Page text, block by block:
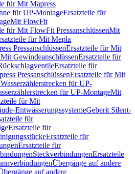
für Mit Mapress
für UP-MontageErsatzteile für
Mit FlowFit
für Mit FlowFit PressanschlüssenMit
für Mit Mepla
PressanschlüssenErsatzteile für Mit
Mit GewindeanschlüssenErsatzteile für
Ersatzteile für
PressanschlüssenErsatzteile für Mit
Wasserzählerstrecken für UP-
für UP-MontageMit
für Mit
EntwässerungssystemeGeberit Silent-
für
Ersatzteile für
Ersatzteile für
Ersatzteile für
SteckverbindungenErsatzteile
Übergänge auf andere
auf andere